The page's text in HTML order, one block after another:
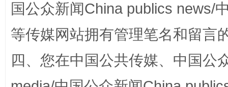
网上购药对药下症？
国公众新闻China publics news/
等传媒网站拥有管理笔名和留言
四、您在中国公共传媒、中国公